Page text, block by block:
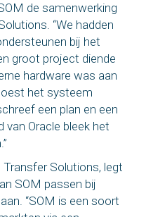
de samenwerking
“We hadden
bij het
groot project diende
hardware was aan
het systeem
een plan en een
van Oracle bleek het
Transfer Solutions, legt
SOM passen bij
“SOM is een soort